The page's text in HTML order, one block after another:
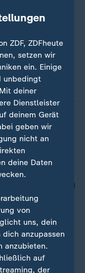
den Markt
mehr
Der Tod kommt
Hardinghaus
ein Drogentrend
ZDF, ZDFheute
setzen wir
ein. Einige
unbedingt
deiner
Dienstleister
deinem Gerät
geben wir
nicht an
deine Daten
von
uns, dein
dich anzupassen
anzubieten.
auf
der